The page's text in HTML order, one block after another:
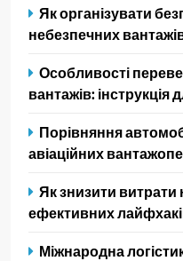
Як організувати
небезпечних
Особливості
вантажів: інструкція
Порівняння
авіаційних
Як знизити витрати
ефективних
Міжнародна